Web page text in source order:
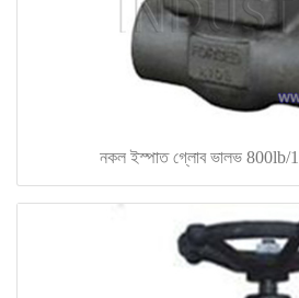
নকল ইস্পাত গ্লোব ভালভ